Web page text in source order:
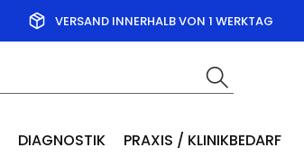
VERSAND INNERHALB VON 1 WERKTAG
DIAGNOSTIK PRAXIS / KLINIKBEDARF